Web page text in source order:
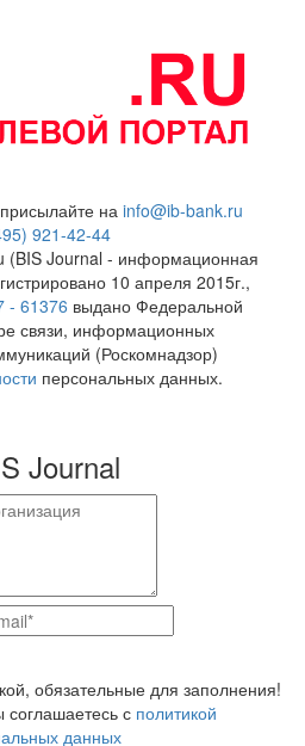
на info@ib-bank.ru
921-42-44
(BIS Journal - информационная
10 апреля 2015г.,
- 61376 выдано Федеральной
связи, информационных
(Роскомнадзор)
персональных данных.
Journal
обязательные для заполнения!
с политикой
данных